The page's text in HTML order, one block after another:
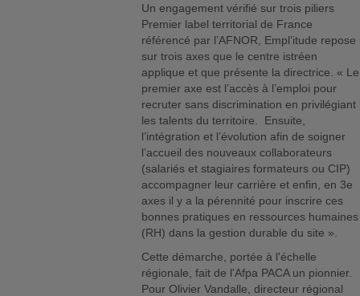
Un engagement vérifié sur trois piliers
Premier label territorial de France
référencé par l’AFNOR, Empl’itude repose
sur trois axes que le centre istréen
applique et que présente la directrice. « Le
premier axe est l’accès à l’emploi pour
recruter sans discrimination en privilégiant
les talents du territoire. Ensuite,
l’intégration et l’évolution afin de soigner
l’accueil des nouveaux collaborateurs
(salariés et stagiaires formateurs ou CIP)
accompagner leur carrière et enfin, en 3e
axes il y a la pérennité pour inscrire ces
bonnes pratiques en ressources humaines
(RH) dans la gestion durable du site ».
Cette démarche, portée à l'échelle
régionale, fait de l'Afpa PACA un pionnier.
Pour Olivier Vandalle, directeur régional